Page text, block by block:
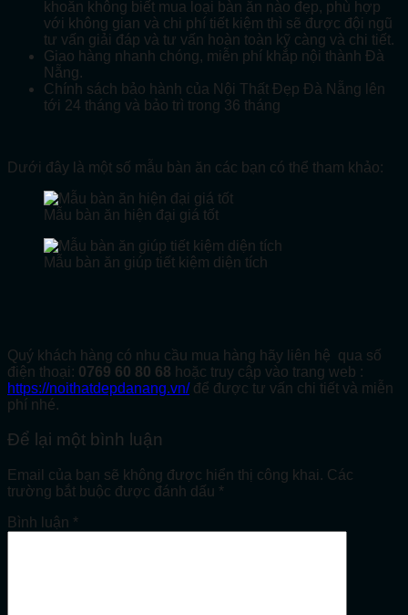
khoăn không biết mua loại bàn ăn nào đẹp, phù hợp
với không gian và chi phí tiết kiệm thì sẽ được đội ngũ
tư vấn giải đáp và tư vấn hoàn toàn kỹ càng và chi tiết.
Giao hàng nhanh chóng, miễn phí khắp nội thành Đà
Nẵng.
Chính sách bảo hành của Nội Thất Đẹp Đà Nẵng lên
tới 24 tháng và bảo trì trong 36 tháng
Dưới đây là một số mẫu bàn ăn các bạn có thể tham khảo:
Mẫu bàn ăn hiện đại giá tốt
Mẫu bàn ăn giúp tiết kiệm diện tích
Quý khách hàng có nhu cầu mua hàng hãy liên hệ qua số
điện thoại: 0769 60 80 68 hoặc truy cập vào trang web :
https://noithatdepdanang.vn/để được tư vấn chi tiết và miễn
phí nhé.
Để lại một bình luận
Email của bạn sẽ không được hiển thị công khai. Các
trường bắt buộc được đánh dấu *
Bình luận *